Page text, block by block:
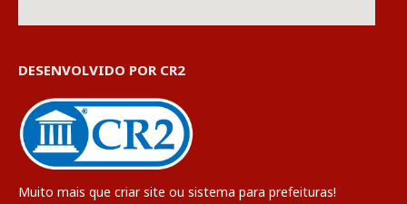
DESENVOLVIDO POR CR2
Muito mais que criar site ou sistema para prefeituras!